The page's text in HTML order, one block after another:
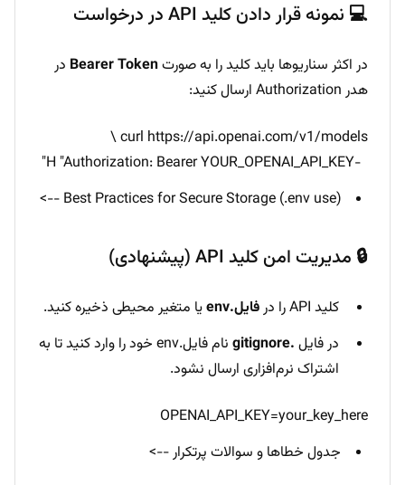
💻 نمونه قرار دادن کلید API در درخواست
در اکثر سناریوها باید کلید را به صورتBearer Token در
هدر Authorization ارسال کنید:
curl https://api.openai.com/v1/models \
-H "Authorization: Bearer YOUR_OPENAI_API_KEY"
Best Practices for Secure Storage (.env use) -->
🔒 مدیریت امن کلید API (پیشنهادی)
کلید API را در فایل.env
یا متغیر محیطی ذخیره کنید.
در فایل .gitignore
نام فایل.env خود را وارد کنید تا به
اشتراک نرم‌افزاری ارسال نشود.
OPENAI_API_KEY=your_key_here
جدول خطاها و سوالات پرتکرار -->